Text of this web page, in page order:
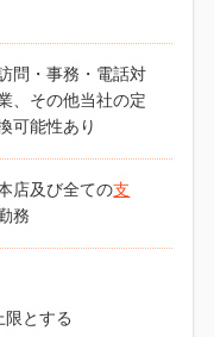
問・事務・電話対
、その他当社の定
可能性あり
店及び全ての支
務
限とする